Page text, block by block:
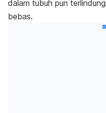
dalam tubuh pun
bebas.